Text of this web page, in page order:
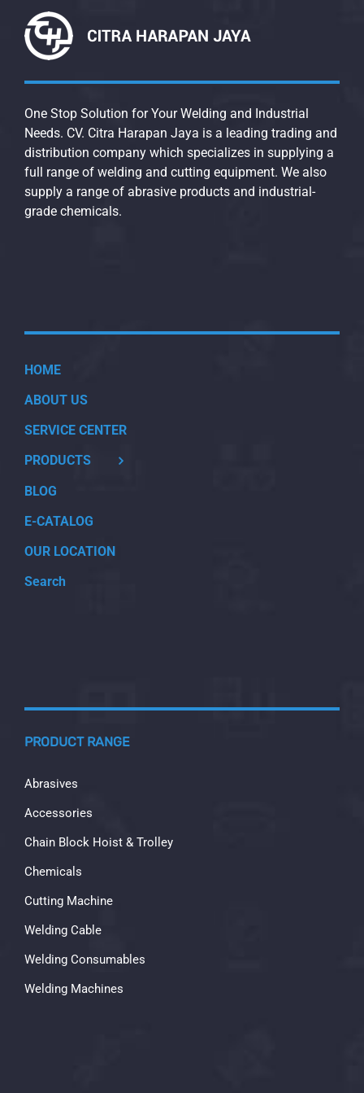
One Stop Solution for Your Welding and Industrial
Needs. CV. Citra Harapan Jaya is a leading trading and
distribution company which specializes in supplying a
full range of welding and cutting equipment. We also
supply a range of abrasive products and industrial-
grade chemicals.
HOME
ABOUT US
SERVICE CENTER
PRODUCTS
BLOG
E-CATALOG
OUR LOCATION
Search
PRODUCT RANGE
Abrasives
Accessories
Chain Block Hoist & Trolley
Chemicals
Cutting Machine
Welding Cable
Welding Consumables
Welding Machines